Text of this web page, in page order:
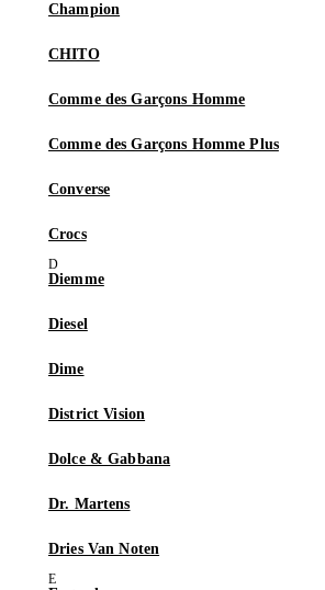
Champion
CHITO
Comme des Garçons Homme
Comme des Garçons Homme Plus
Converse
Crocs
Diemme
Diesel
Dime
District Vision
Dolce & Gabbana
Dr. Martens
Dries Van Noten